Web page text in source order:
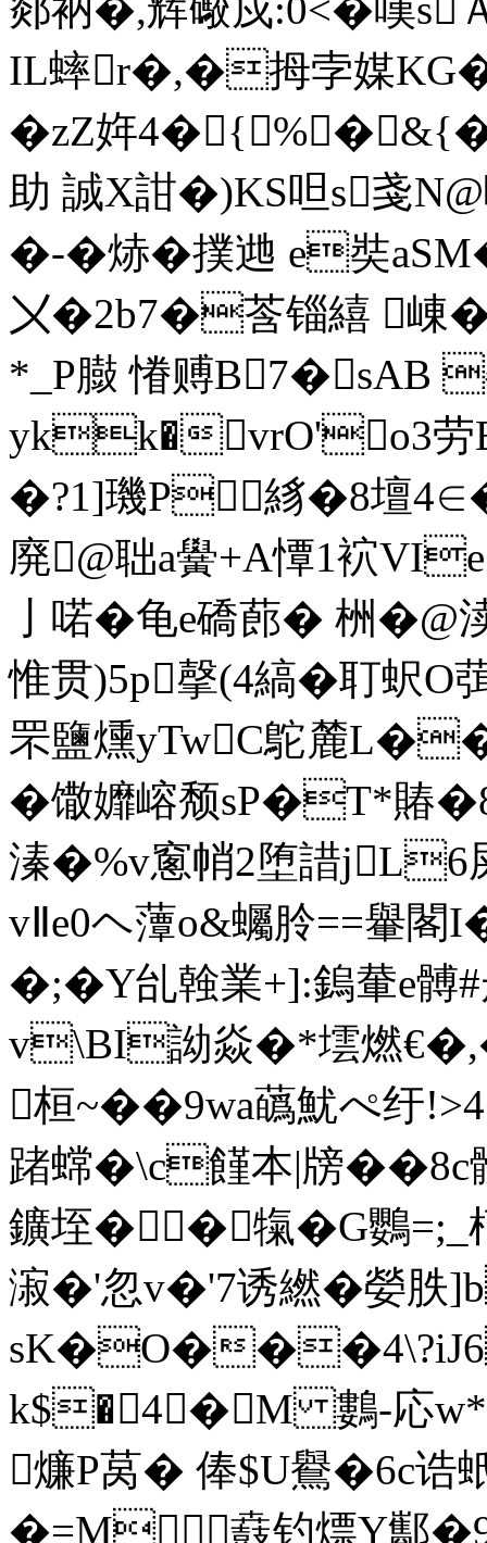
IL蟀r�,�拇孛媒
�zZ姩
助 誠X詌�)KS呾s戔N@
�-�焃� 撲逇 e奘
〤�2b7�莟锱繥 崠
*_P臌慻赙B7�sAB
ykk�vrO'o3劳
�?1]璣P絼�8壇4
廃@聉a黌+A憛1袕
亅喏�龟e礄蓢� 栦� @
惟贯)5p撀(4縞�耵蚇
罘鹽燻yTwC鴕麓
�馓孊嵱颓sP�T*賰
溱�%v窻帩2堕諎jL6
vⅡe0ヘ藫o&蠾朎==轝閣
�;�Y乨螒業+]:鎢輂e髆
v\BI詏焱�*墵燃
桓~� �9wa蘤魷ぺ纡
踷蟐�\c饉本|牓��8c
鑛垤��犔�G鸚
漃�'忽v�'7诱繎�嫈胅
sK�O�
k$�4�M 鷜-応
燫P莴� 俸$U鸒�6c
�=M鼖钓熛Y酅